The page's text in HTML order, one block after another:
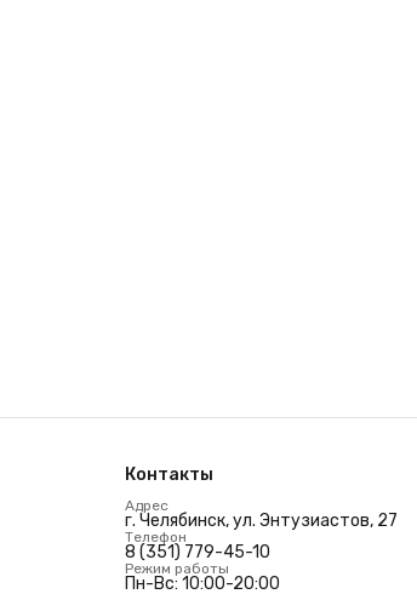
Контакты
Адрес
г. Челябинск, ул. Энтузиастов, 27
Телефон
8 (351) 779-45-10
Режим работы
Пн-Вс: 10:00-20:00